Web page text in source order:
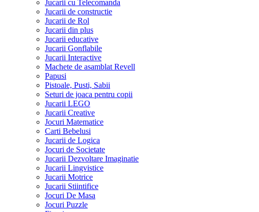
Jucarii cu Telecomanda
Jucarii de constructie
Jucarii de Rol
Jucarii din plus
Jucarii educative
Jucarii Gonflabile
Jucarii Interactive
Machete de asamblat Revell
Papusi
Pistoale, Pusti, Sabii
Seturi de joaca pentru copii
Jucarii LEGO
Jucarii Creative
Jocuri Matematice
Carti Bebelusi
Jucarii de Logica
Jocuri de Societate
Jucarii Dezvoltare Imaginatie
Jucarii Lingvistice
Jucarii Motrice
Jucarii Stiintifice
Jocuri De Masa
Jocuri Puzzle